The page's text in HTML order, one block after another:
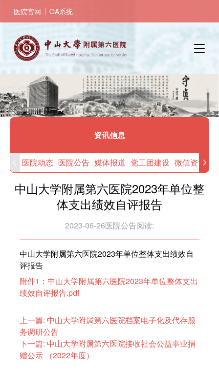
容
医院官网 OA系统
资讯信息
医院动态 医院公告 媒体报道 党工团建设 微信资讯
中山大学附属第六医院2023年单位整
体支出绩效自评报告
2023-06-26医院公告阅读:
中山大学附属第六医院2023年单位整体支出绩效自
评报告
附件1：中山大学附属第六医院2023年单位整体支出
绩效自评报告.pdf
上一篇: 中山大学附属第六医院档案电子化及代存服
务调研公告
下一篇: 中山大学附属第六医院接收社会公益事业捐
赠公示 （2022年度）